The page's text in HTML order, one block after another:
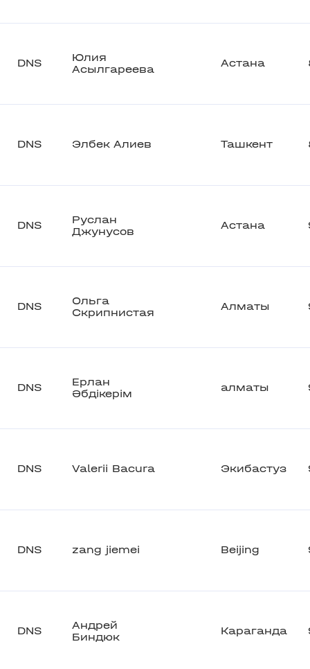
DNS
Юлия
Асылгареева
Астана
DNS Элбек Алиев Ташкент
DNS
Руслан
Джунусов
Астана
DNS
Ольга
Скрипнистая
Алматы
DNS
Ерлан
Әбдікерім
алматы
DNS Valerii Bacura Экибастуз
DNS zang jiemei Beijing
DNS
Андрей
Биндюк
Караганда